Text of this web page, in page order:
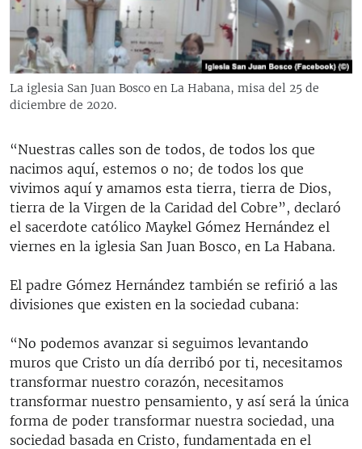
RADIO MARTÍ
ESPECIALES
ESPECIALES
LA REALIDAD DE LA VIVIENDA EN CUBA
LOS SANTOS DE HIALEAH
DESINFORMACIÓN RUSA EN AMÉRICA LATINA
LA INVASIÓN DE RUSIA A UCRANIA
MULTIMEDIA
EDITORIALES
SÍGUENOS
La iglesia San Juan Bosco en La Habana, misa del 25 de
diciembre de 2020.
“Nuestras calles son de todos, de todos los que
nacimos aquí, estemos o no; de todos los que
vivimos aquí y amamos esta tierra, tierra de Dios,
tierra de la Virgen de la Caridad del Cobre”, declaró
el sacerdote católico Maykel Gómez Hernández el
viernes en la iglesia San Juan Bosco, en La Habana.
El padre Gómez Hernández también se refirió a las
divisiones que existen en la sociedad cubana:
“No podemos avanzar si seguimos levantando
muros que Cristo un día derribó por ti, necesitamos
transformar nuestro corazón, necesitamos
transformar nuestro pensamiento, y así será la única
forma de poder transformar nuestra sociedad, una
sociedad basada en Cristo, fundamentada en el